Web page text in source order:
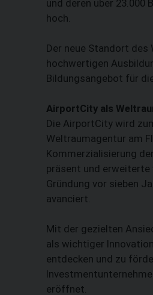
und deren über
hoch.
Der neue Standort
hochwertigen
Bildungsangebot für
AirportCity als
Die AirportCity wird
Weltraumagentur am
Kommerzialisierung
präsent und
Gründung vor sieben
avanciert.
Mit der gezielten
als wichtiger
entdecken und zu
eröffnet.